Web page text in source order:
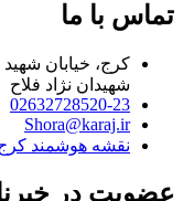
تماس با ما
کرج، خیابان شهید
شهیدان نژاد فلاح
02632728520-23
Shora@karaj.ir
نقشه هوشمند
عضویت در